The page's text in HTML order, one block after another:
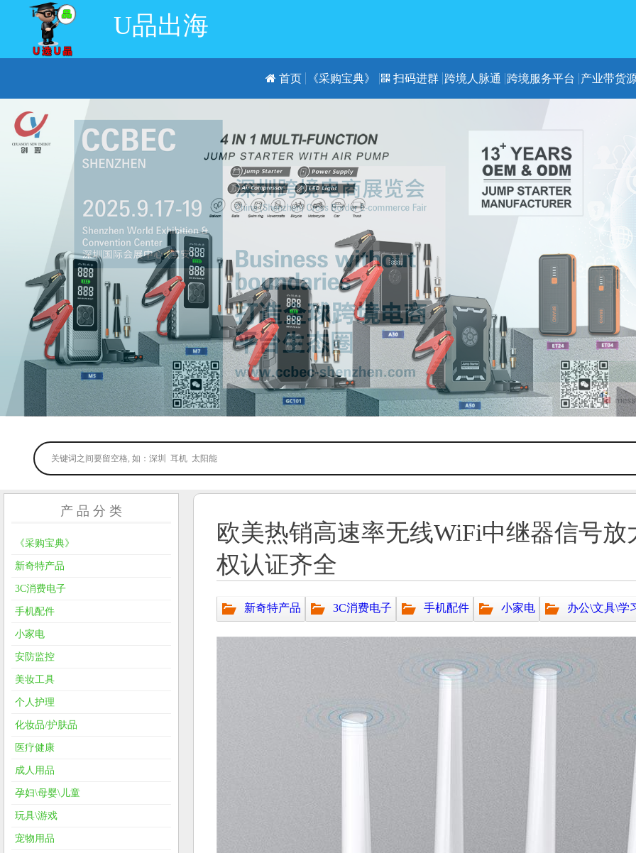
U品出海
首页 《采购宝典》 扫码进群 跨境人脉通 跨境服务平台 产业带货
欧美热销高速率无线WiFi中继器信号
权认证齐全
新奇特产品 3C消费电子 手机配件 小家电 办公\文具\学
产 品 分 类
《采购宝典》
新奇特产品
3C消费电子
手机配件
小家电
安防监控
美妆工具
个人护理
化妆品/护肤品
医疗健康
成人用品
孕妇\母婴\儿童
玩具\游戏
宠物用品